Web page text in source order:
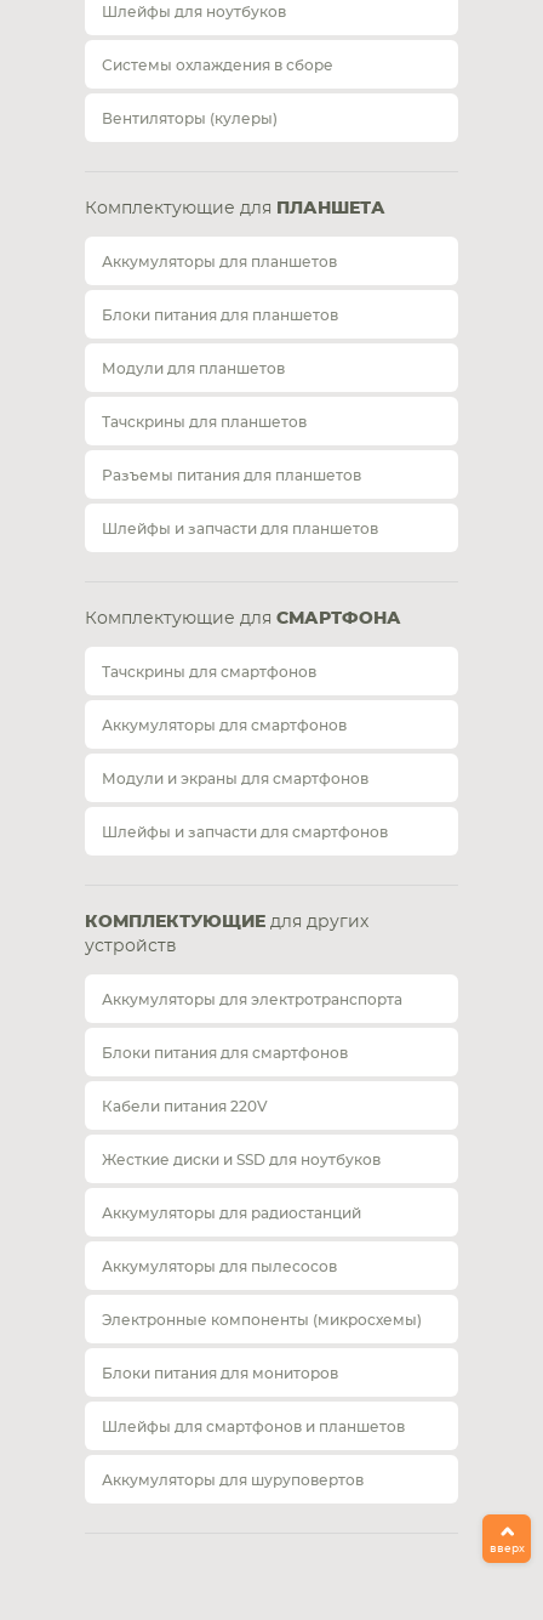
Шлейфы для ноутбуков
Системы охлаждения в сборе
Вентиляторы (кулеры)
Комплектующие для ПЛАНШЕТА
Аккумуляторы для планшетов
Блоки питания для планшетов
Модули для планшетов
Тачскрины для планшетов
Разъемы питания для планшетов
Шлейфы и запчасти для планшетов
Комплектующие для СМАРТФОНА
Тачскрины для смартфонов
Аккумуляторы для смартфонов
Модули и экраны для смартфонов
Шлейфы и запчасти для смартфонов
КОМПЛЕКТУЮЩИЕ для других
устройств
Аккумуляторы для электротранспорта
Блоки питания для смартфонов
Кабели питания 220V
Жесткие диски и SSD для ноутбуков
Аккумуляторы для радиостанций
Аккумуляторы для пылесосов
Электронные компоненты (микросхемы)
Блоки питания для мониторов
Шлейфы для смартфонов и планшетов
Аккумуляторы для шуруповертов
вверх